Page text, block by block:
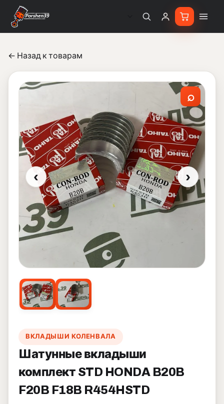
← Назад к товарам
‹
⌕
›
ВКЛАДЫШИ КОЛЕНВАЛА
Шатунные вкладыши
комплект STD HONDA B20B
F20B F18B R454HSTD